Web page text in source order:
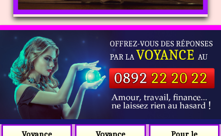
Voyance
Voyance
Pour le